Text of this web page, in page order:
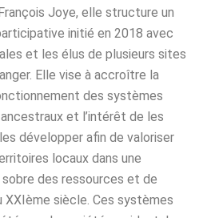
Joye, elle structure un
initié en 2018 avec
et les élus de plusieurs sites
Elle vise à accroître la
des systèmes
et l’intérêt de les
développer afin de valoriser
locaux dans une
des ressources et de
XXIème siècle. Ces systèmes